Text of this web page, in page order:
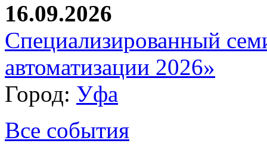
16.09.2026
Специализированный
автоматизации 2026»
Город: Уфа
Все события